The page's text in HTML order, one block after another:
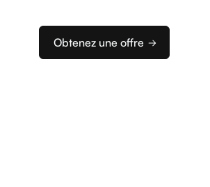
Obtenez une offre